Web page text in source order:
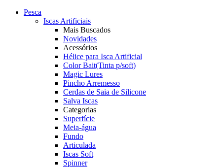
Pesca
Iscas Artificiais
Mais Buscados
Novidades
Acessórios
Hélice para Isca Artificial
Color Bait(Tinta p/soft)
Magic Lures
Pincho Arremesso
Cerdas de Saia de Silicone
Salva Iscas
Categorias
Superfície
Meia-água
Fundo
Articulada
Iscas Soft
Spinner